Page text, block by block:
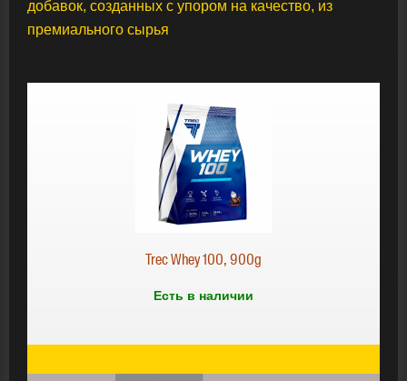
добавок, созданных с упором на качество, из
премиального сырья
Trec Whey 100, 900g
Есть в наличии